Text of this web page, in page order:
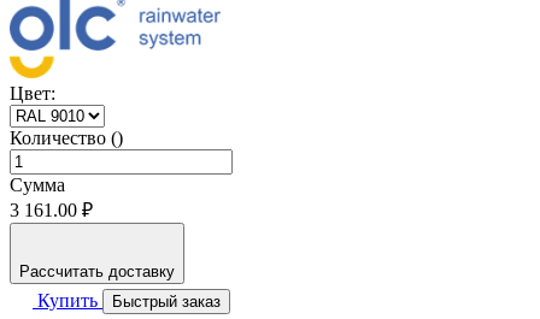
Цвет:
Количество ()
Сумма
3 161.00 ₽
Рассчитать доставку
Купить Быстрый заказ